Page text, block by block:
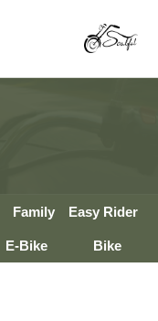
Family Easy Rider
E-Bike Bike